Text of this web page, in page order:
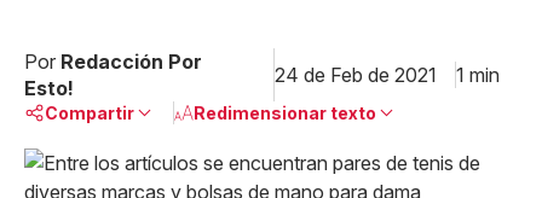
Por Redacción Por
Esto!
24 de Feb de 2021 1 min
Compartir
Linkedin
Redimensionar texto
Pequeño